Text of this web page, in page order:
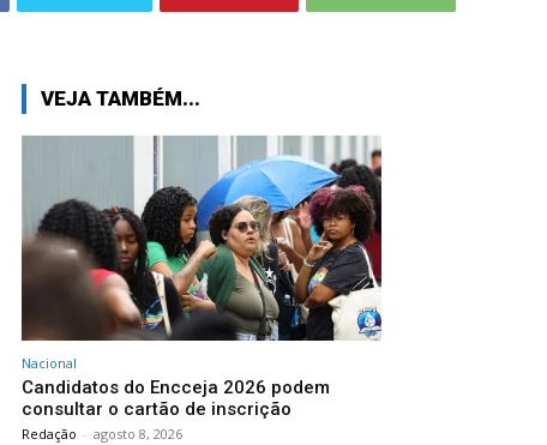
VEJA TAMBÉM...
Nacional
Candidatos do Encceja 2026 podem
consultar o cartão de inscrição
Redação - agosto 8, 2026